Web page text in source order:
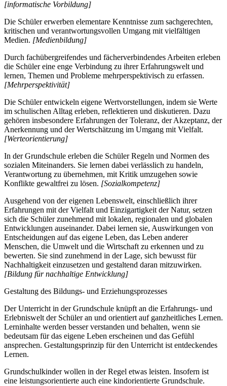
[informatische Vorbildung]
Die Schüler erwerben elementare Kenntnisse zum sachgerechten,
kritischen und verantwortungsvollen Umgang mit vielfältigen
Medien. [Medienbildung]
Durch fachübergreifendes und fächerverbindendes Arbeiten erleben
die Schüler eine enge Verbindung zu ihrer Erfahrungswelt und
lernen, Themen und Probleme mehrperspektivisch zu erfassen.
[Mehrperspektivität]
Die Schüler entwickeln eigene Wertvorstellungen, indem sie Werte
im schulischen Alltag erleben, reflektieren und diskutieren. Dazu
gehören insbesondere Erfahrungen der Toleranz, der Akzeptanz, der
Anerkennung und der Wertschätzung im Umgang mit Vielfalt.
[Werteorientierung]
In der Grundschule erleben die Schüler Regeln und Normen des
sozialen Miteinanders. Sie lernen dabei verlässlich zu handeln,
Verantwortung zu übernehmen, mit Kritik umzugehen sowie
Konflikte gewaltfrei zu lösen. [Sozialkompetenz]
Ausgehend von der eigenen Lebenswelt, einschließlich ihrer
Erfahrungen mit der Vielfalt und Einzigartigkeit der Natur, setzen
sich die Schüler zunehmend mit lokalen, regionalen und globalen
Entwicklungen auseinander. Dabei lernen sie, Auswirkungen von
Entscheidungen auf das eigene Leben, das Leben anderer
Menschen, die Umwelt und die Wirtschaft zu erkennen und zu
bewerten. Sie sind zunehmend in der Lage, sich bewusst für
Nachhaltigkeit einzusetzen und gestaltend daran mitzuwirken.
[Bildung für nachhaltige Entwicklung]
Gestaltung des Bildungs- und Erziehungsprozesses
Der Unterricht in der Grundschule knüpft an die Erfahrungs- und
Erlebniswelt der Schüler an und orientiert auf ganzheitliches Lernen.
Lerninhalte werden besser verstanden und behalten, wenn sie
bedeutsam für das eigene Leben erscheinen und das Gefühl
ansprechen. Gestaltungsprinzip für den Unterricht ist entdeckendes
Lernen.
Grundschulkinder wollen in der Regel etwas leisten. Insofern ist
eine leistungsorientierte auch eine kindorientierte Grundschule.